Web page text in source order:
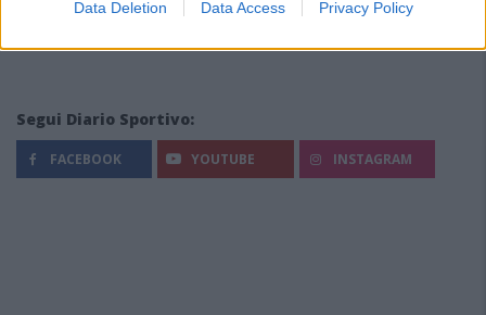
Data Deletion Data Access Privacy Policy
Segui Diario Sportivo:
FACEBOOK YOUTUBE INSTAGRAM